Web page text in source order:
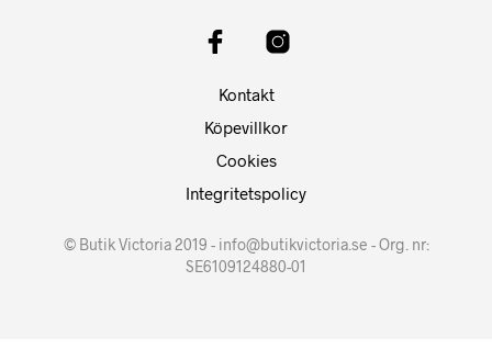
Kontakt
Köpevillkor
Cookies
Integritetspolicy
© Butik Victoria 2019 - info@butikvictoria.se - Org. nr:
SE6109124880-01